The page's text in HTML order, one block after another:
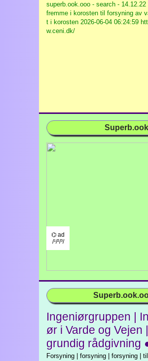
superb.ook.ooo - search - 14.12.22
fremme i korosten til forsyning av
t i korosten 2026-06-04 06:24:59
w.ceni.dk/
⌬ ad
/¹/²/³/
Ingeniørgruppen |
ør i Varde og Vejen
grundig rådgivning
Forsyning | forsyning | forsyning | til